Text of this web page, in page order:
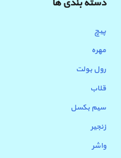
دسته بندی ها
پیچ
مهره
رول بولت
قلاب
سیم بکسل
زنجیر
واشر